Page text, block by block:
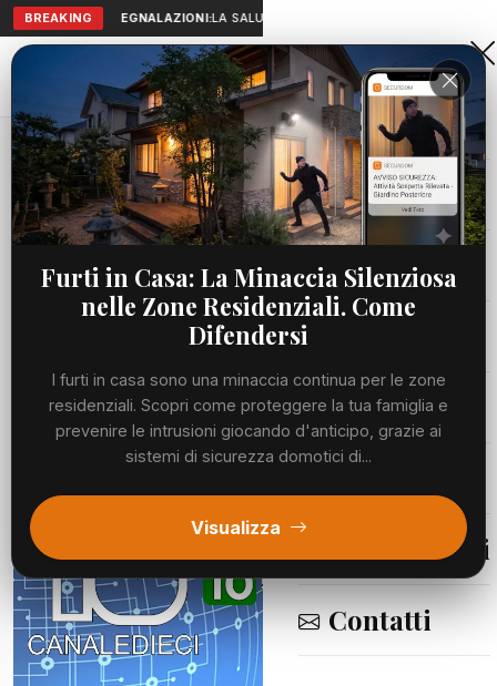
BREAKING SEGNALAZIONI:LA SALUTE A PORTATA DI MANO:
Aranova • NET
PORTALE UTILE AL TERRITORIO
Home
Cronaca
Viabilità
Meteo
Segnalazioni
Contatti
Cronaca Sinner si prende la semifinale di Wimbledon e......
CRONACA
Sinner si prende la semifinale di
Wimbledon e... ripensa al Roland
Garros: "Spero non succeda più"
MARTEDÌ, 07 LUGLIO 2026
80 LETTURE
Furti in Casa: La Minaccia Silenziosa
nelle Zone Residenziali. Come
Difendersi
I furti in casa sono una minaccia continua per le zone
residenziali. Scopri come proteggere la tua famiglia e
prevenire le intrusioni giocando d'anticipo, grazie ai
sistemi di sicurezza domotici di...
Visualizza